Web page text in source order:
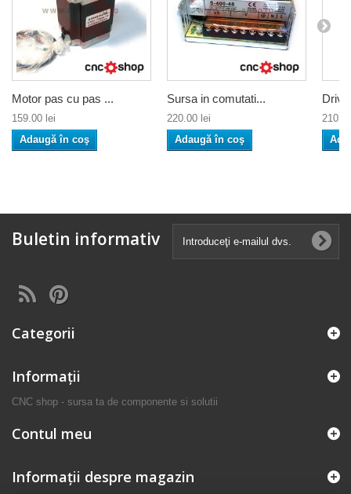
Motor pas cu pas ...
159.00 lei
Adaugă în coş
Sursa in comutati...
220.00 lei
Adaugă în coş
Buletin informativ
Categorii
Informaţii
CNC shop - sursa ta de componente si solutii
Contul meu
Informații despre magazin